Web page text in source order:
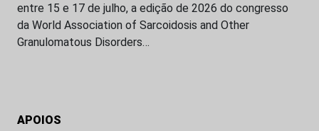
entre 15 e 17 de julho, a edição de 2026 do congresso
da World Association of Sarcoidosis and Other
Granulomatous Disorders…
APOIOS